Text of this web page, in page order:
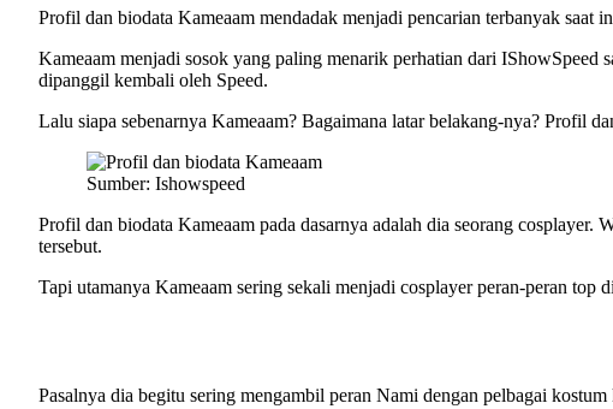
Profil dan biodata Kameaam mendadak menjadi pencarian terbanyak
Kameaam menjadi sosok yang paling menarik perhatian dari IShowSpeed
dipanggil kembali oleh Speed.
Lalu siapa sebenarnya Kameaam? Bagaimana latar belakang-nya? Profil
Sumber: Ishowspeed
Profil dan biodata Kameaam pada dasarnya adalah dia seorang
tersebut.
Tapi utamanya Kameaam sering sekali menjadi cosplayer peran-peran
Pasalnya dia begitu sering mengambil peran Nami dengan pelbagai kostum